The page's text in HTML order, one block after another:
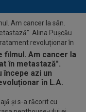
Am cancer la sân.
Alina Pușcău
revoluționar în
și s-a răcorit cu